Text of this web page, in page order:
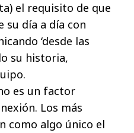
el requisito de que
su día a día con
‘desde las
su historia,
es un factor
Los más
como algo único el